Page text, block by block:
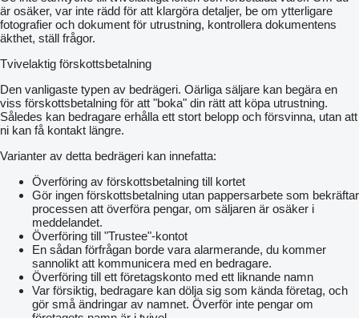
är osäker, var inte rädd för att klargöra detaljer, be om ytterligare
fotografier och dokument för utrustning, kontrollera dokumentens
äkthet, ställ frågor.
Tvivelaktig förskottsbetalning
Den vanligaste typen av bedrägeri. Oärliga säljare kan begära en
viss förskottsbetalning för att "boka" din rätt att köpa utrustning.
Således kan bedragare erhålla ett stort belopp och försvinna, utan att
ni kan få kontakt längre.
Varianter av detta bedrägeri kan innefatta:
Överföring av förskottsbetalning till kortet
Gör ingen förskottsbetalning utan pappersarbete som bekräftar
processen att överföra pengar, om säljaren är osäker i
meddelandet.
Överföring till "Trustee"-kontot
En sådan förfrågan borde vara alarmerande, du kommer
sannolikt att kommunicera med en bedragare.
Överföring till ett företagskonto med ett liknande namn
Var försiktig, bedragare kan dölja sig som kända företag, och
gör små ändringar av namnet. Överför inte pengar om